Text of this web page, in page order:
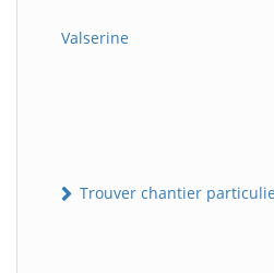
Valserine
Trouver chantier